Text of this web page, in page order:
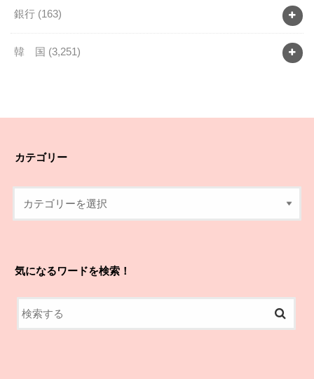
銀行 (163)
韓 国 (3,251)
カテゴリー
気になるワードを検索！